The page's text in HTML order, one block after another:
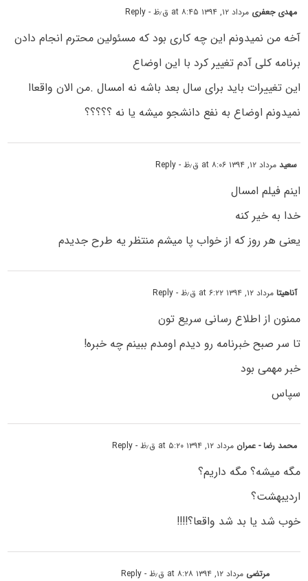
مهدی جعفری مرداد ۱۲, ۱۳۹۴ at ۸:۴۵ ق٫ظ - Reply
آخه من نمیدونم این چه کاری بود که مسئولین محترم انجام دادن
برنامه کلی آدم تغییر کرد با این اوضاع
این تغییرات باید برای سال بعد باشه نه امسال .من الان واقعاا
نمیدونم اوضاع به نفع دانشجو میشه یا نه ؟؟؟؟؟
سعیدمرداد ۱۲, ۱۳۹۴ at ۸:۰۶ ق٫ظ - Reply
اینم فیلم امسال
خدا به خیر کنه
یعنی هر روز که از خواب پا میشم منتظر یه طرح جدیدم
آناهیتامرداد ۱۲, ۱۳۹۴ at ۶:۲۲ ق٫ظ - Reply
ممنون از اطلاع رسانی سریع تون
تا سر صبح خبرنامه رو دیدم اومدم ببینم چه خبره!
خبر مهمی بود
سپاس
محمد رضا - عمران مرداد ۱۲, ۱۳۹۴ at ۵:۲۰ ق٫ظ - Reply
مگه میشه؟ مگه داریم؟
اردیبهشت؟
خوب شد یا بد شد واقعا؟!!!!
مرتضی مرداد ۱۲, ۱۳۹۴ at ۸:۲۸ ق٫ظ - Reply